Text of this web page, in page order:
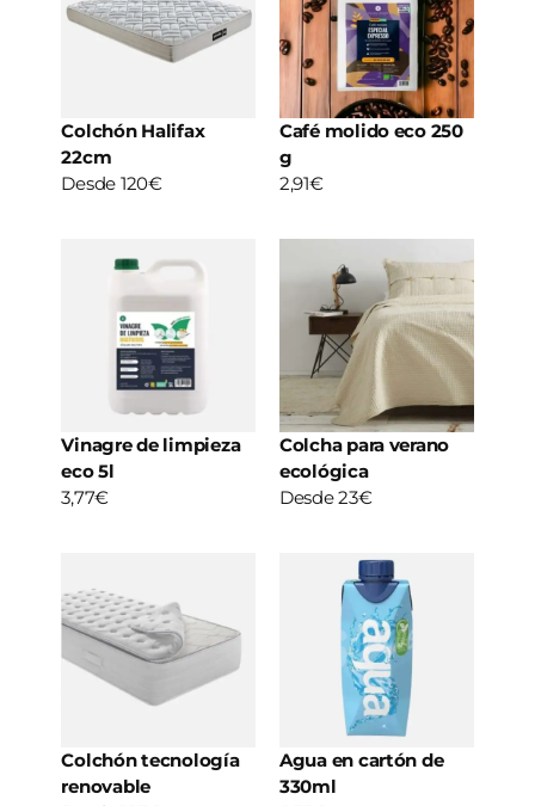
Colchón Halifax
22cm
Desde 120€
Café molido eco 250
g
2,91€
Vinagre de limpieza
eco 5l
3,77€
Colcha para verano
ecológica
Desde 23€
Colchón tecnología
renovable
Agua en cartón de
330ml